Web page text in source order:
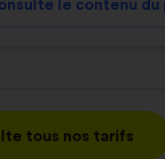
le contenu du
tous nos tarifs